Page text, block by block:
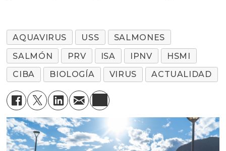
AQUAVIRUS USS
SALMONES
SALMÓN
PRV ISA IPNV
HSMI
CIBA
BIOLOGÍA VIRUS ACTUALIDAD